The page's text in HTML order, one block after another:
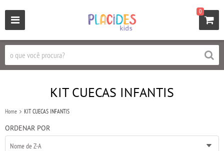
0
KIT CUECAS INFANTIS
Home KIT CUECAS INFANTIS
ORDENAR POR
Nome de Z-A